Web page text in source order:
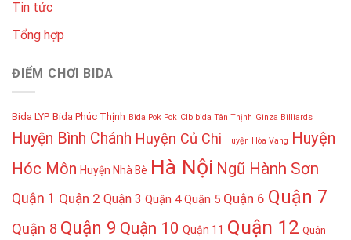
Tin tức
Tổng hợp
ĐIỂM CHƠI BIDA
Bida LYP Bida Phúc Thịnh Bida Pok Pok Clb bida Tân Thịnh Ginza Billiards
Huyện Bình Chánh Huyện Củ Chi Huyện Hòa Vang
Huyện
Hóc Môn Huyện Nhà Bè Hà Nội Ngũ Hành Sơn
Quận 1 Quận 2 Quận 3 Quận 4 Quận 5 Quận 6 Quận 7
Quận 8 Quận 9 Quận 10 Quận 11 Quận 12 Quận